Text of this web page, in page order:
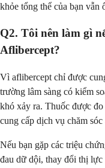
khỏe tổng thể của bạn vẫn
Q2. Tôi nên làm gì
Aflibercept?
Vì aflibercept chỉ được
trường lâm sàng có kiểm
khó xảy ra. Thuốc được
cung cấp dịch vụ chăm
Nếu bạn gặp các triệu
đau dữ dội, thay đổi thị lực